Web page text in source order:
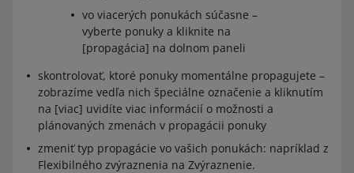
vo viacerých ponukách súčasne –
vyberte ponuky a kliknite na
[propagácia] na dolnom paneli
skontrolovať, ktoré ponuky momentálne propagujete –
zobrazíme vedľa nich špeciálne označenie a kliknutím
na [viac] uvidíte viac informácií o možnosti a
plánovaných zmenách v propagácii ponuky
zmeniť typ propagácie vo vašich ponukách: napríklad z
Flexibilného zvýraznenia na Zvýraznenie.